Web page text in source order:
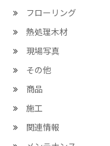
フローリング
熱処理木材
現場写真
その他
商品
施工
関連情報